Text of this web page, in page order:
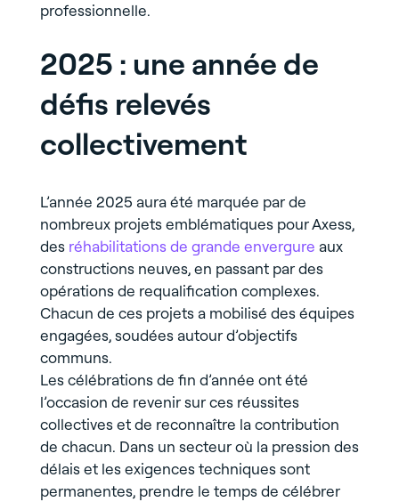
professionnelle.
2025 : une année de
défis relevés
collectivement
L’année 2025 aura été marquée par de
nombreux projets emblématiques pour Axess,
des réhabilitations de grande envergure aux
constructions neuves, en passant par des
opérations de requalification complexes.
Chacun de ces projets a mobilisé des équipes
engagées, soudées autour d’objectifs
communs.
Les célébrations de fin d’année ont été
l’occasion de revenir sur ces réussites
collectives et de reconnaître la contribution
de chacun. Dans un secteur où la pression des
délais et les exigences techniques sont
permanentes, prendre le temps de célébrer